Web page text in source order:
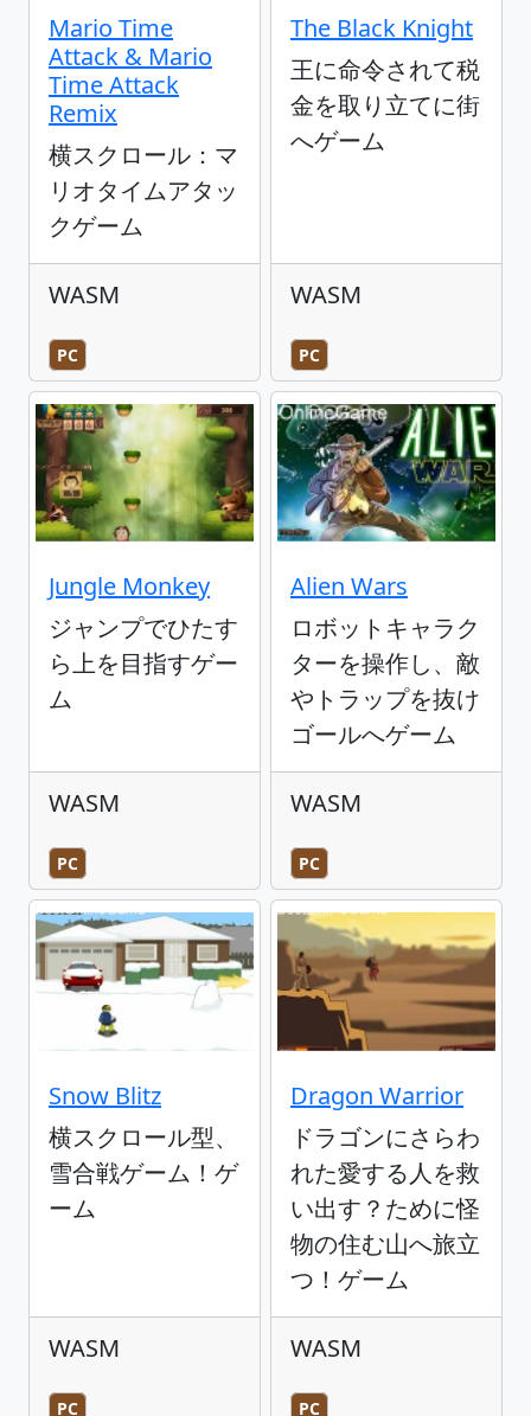
Mario Time
Attack & Mario
Time Attack
Remix
横スクロール：マ
リオタイムアタッ
クゲーム
WASM
PC
The Black Knight
王に命令されて税
金を取り立てに街
へゲーム
WASM
PC
Jungle Monkey
ジャンプでひたす
ら上を目指すゲー
ム
WASM
PC
Alien Wars
ロボットキャラク
ターを操作し、敵
やトラップを抜け
ゴールへゲーム
WASM
PC
Snow Blitz
横スクロール型、
雪合戦ゲーム！ゲ
ーム
WASM
PC
Dragon Warrior
ドラゴンにさらわ
れた愛する人を救
い出す？ために怪
物の住む山へ旅立
つ！ゲーム
WASM
PC